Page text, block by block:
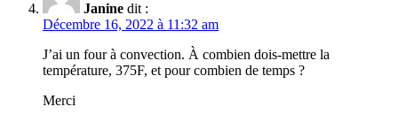
Janine dit :
Décembre 16, 2022 à 11:32 am
J’ai un four à convection. À combien dois-mettre la
température, 375F, et pour combien de temps ?
Merci